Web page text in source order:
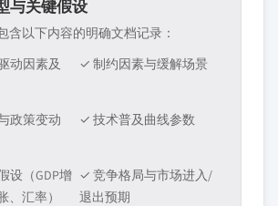
与关键假设
含以下内容的明确文档记录：
动因素及
✓ 制约因素与缓解场景
政策变动
✓ 技术普及曲线参数
设（GDP增
、汇率）
✓ 竞争格局与市场进入/
退出预期